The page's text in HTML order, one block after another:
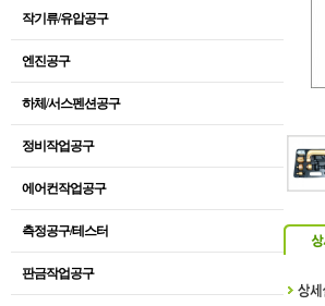
작기류/유압공구
엔진공구
하체/서스펜션공구
정비작업공구
에어컨작업공구
측정공구/테스터
판금작업공구